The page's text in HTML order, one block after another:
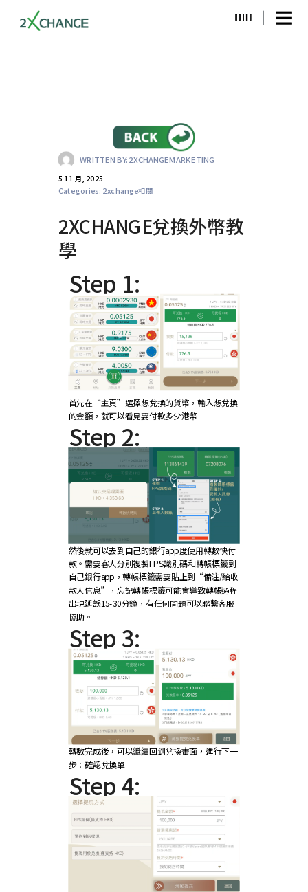
WRITTEN BY:2XCHANGEMARKETING
5 11 月, 2025
Categories: 2xchange相關
2XCHANGE兌換外幣教
學
Step 1:
首先在“主頁”選擇想兌換的貨幣，輸入想兌換
的金額，就可以看見要付款多少港幣
Step 2:
然後就可以去到自己的銀行app度使用轉數快付
款。需要客人分別複製FPS識別碼和轉帳標籤到
自己銀行app，轉帳標籤需要貼上到“備注/給收
款人信息”，忘記轉帳標籤可能會導致轉帳過程
出現延誤15-30分鐘，有任何問題可以聯繫客服
協助。
Step 3:
轉數完成後，可以繼續回到兌換畫面，進行下一
步：確認兌換單
Step 4: